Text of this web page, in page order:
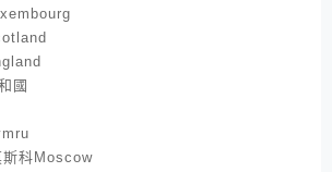
國
科Moscow